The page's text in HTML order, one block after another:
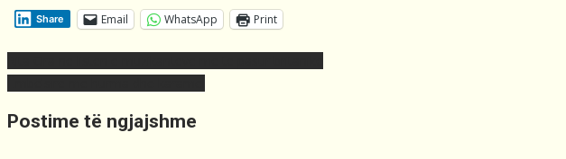
Share Email WhatsApp Print
Postime të ngjajshme